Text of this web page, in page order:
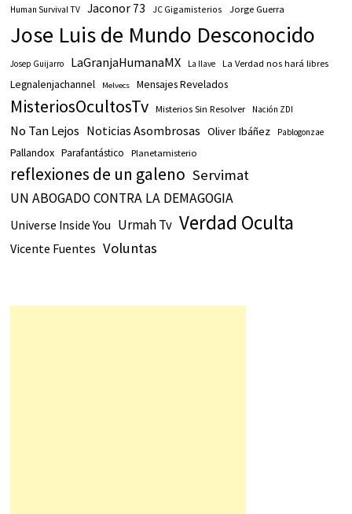
Human Survival TV Jaconor 73 JC Gigamisterios Jorge Guerra
Jose Luis de Mundo Desconocido
Josep Guijarro LaGranjaHumanaMX La llave La Verdad nos hará libres
Legnalenjachannel Melvecs Mensajes Revelados
MisteriosOcultosTv Misterios Sin Resolver Nación ZDI
No Tan Lejos Noticias Asombrosas Oliver Ibáñez Pablogonzae
Pallandox Parafantástico Planetamisterio
reflexiones de un galeno Servimat
UN ABOGADO CONTRA LA DEMAGOGIA
Universe Inside You Urmah Tv Verdad Oculta
Vicente Fuentes Voluntas